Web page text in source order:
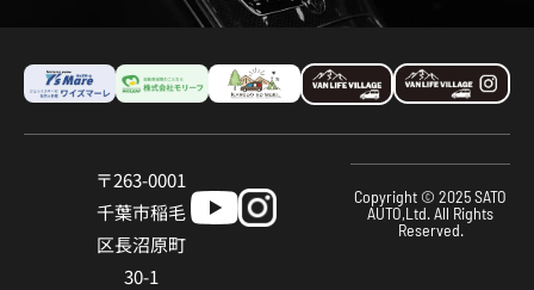
〒263-0001
千葉市稲⽑
区⻑沼原町
30-1
Copyright © 2025 SATO
AUTO,Ltd. All Rights
Reserved.